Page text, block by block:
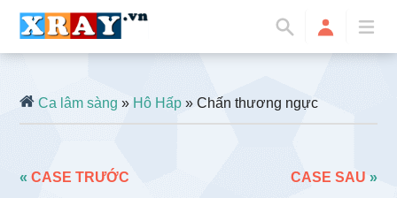
Ca lâm sàng » Hô Hấp » Chấn thương ngực
«CASE TRƯỚC CASE SAU »